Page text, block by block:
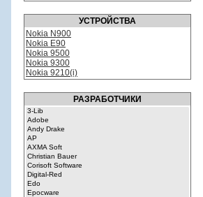
УСТРОЙСТВА
Nokia N900
Nokia E90
Nokia 9500
Nokia 9300
Nokia 9210(i)
РАЗРАБОТЧИКИ